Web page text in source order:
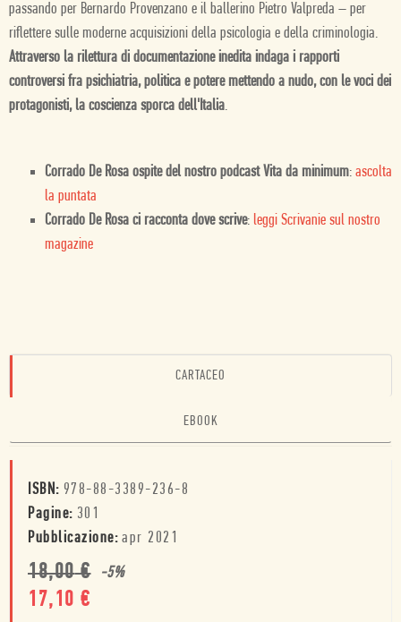
passando per Bernardo Provenzano e il ballerino Pietro Valpreda – per
riflettere sulle moderne acquisizioni della psicologia e della criminologia.
Attraverso la rilettura di documentazione inedita indaga i rapporti
controversi fra psichiatria, politica e potere mettendo a nudo, con le voci dei
protagonisti, la coscienza sporca dell'Italia.
Corrado De Rosa ospite del nostro podcast Vita da minimum: ascolta
la puntata
Corrado De Rosa ci racconta dove scrive: leggi Scrivanie sul nostro
magazine
CARTACEO
EBOOK
ISBN: 978-88-3389-236-8
Pagine: 301
Pubblicazione: apr 2021
18,00€ -5%
17,10 €